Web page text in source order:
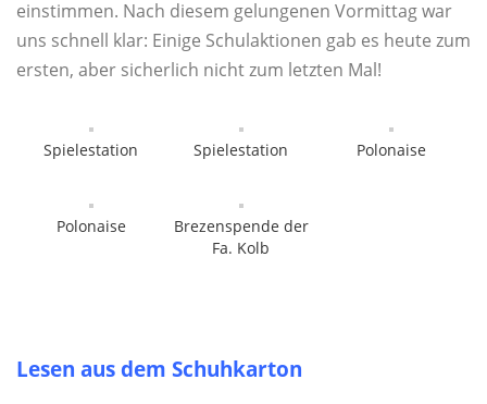
einstimmen. Nach diesem gelungenen Vormittag war
uns schnell klar: Einige Schulaktionen gab es heute zum
ersten, aber sicherlich nicht zum letzten Mal!
Spielestation Spielestation Polonaise
Polonaise
Brezenspende der
Fa. Kolb
Lesen aus dem Schuhkarton